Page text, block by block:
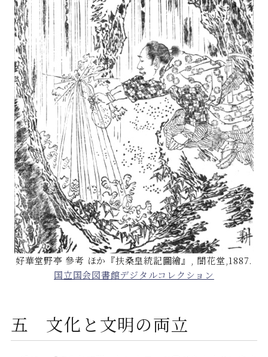
好華堂野亭 參考 ほか『扶桑皇統記圖繪』, 誾花堂,1887.
国立国会図書館デジタルコレクション
五 文化と文明の両立